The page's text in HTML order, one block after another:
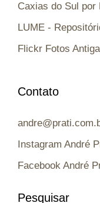
Caxias do Sul por
LUME -
Flickr Fotos
Contato
Instagram André
Facebook André
Pesquisar